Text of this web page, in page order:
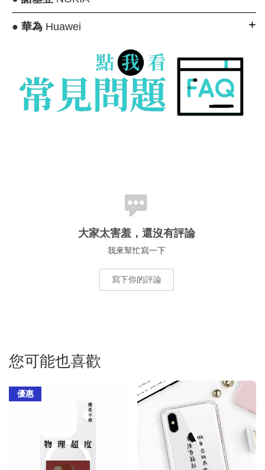
● 華為Huawei
大家太害羞，還沒有評論
我來幫忙寫一下
寫下你的評論
您可能也喜歡
優惠